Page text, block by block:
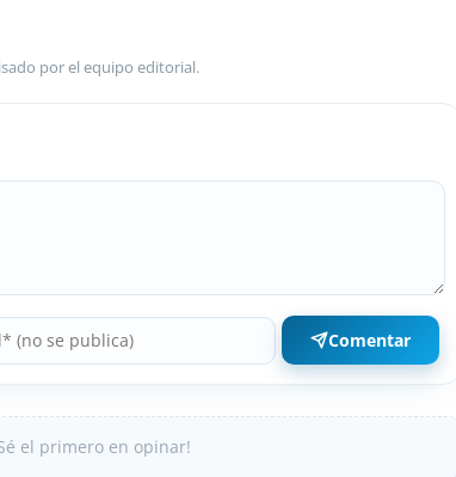
por el equipo editorial.
Comentar
el primero en opinar!